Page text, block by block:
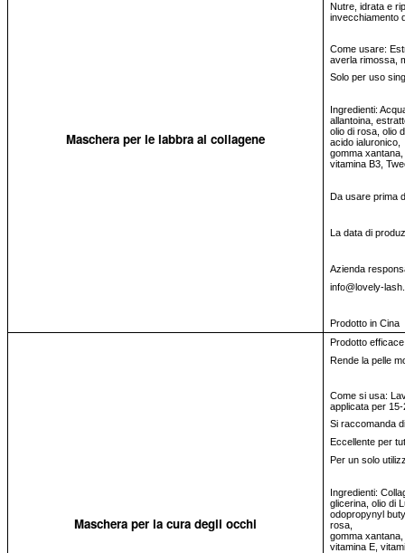
Maschera per le labbra al collagene
Nutre, idrata e
invecchiamento
Come usare:
averla rimossa,
Solo per uso
Ingredienti:
allantoina,
olio di rosa, olio
acido ialuronico,
gomma
vitamina B3,
Da usare prima
La data di
Azienda
info@lovely-
Prodotto in Cina
Maschera per la cura degli occhi
Prodotto
Rende la pelle
Come si usa:
applicata per
Si raccomanda
Eccellente per
Per un solo
Ingredienti:
glicerina, olio di
odopropynyl
rosa,
gomma
vitamina E,